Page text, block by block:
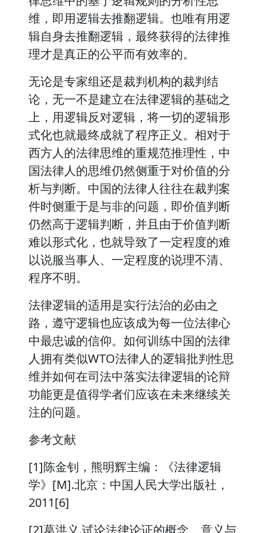
维，即用逻辑去推翻逻辑。也唯有用逻
辑自身去推翻逻辑，最终获得的法律推
理才是真正的公平而有效率的。
无论是专家组还是裁判机构的裁判结
论，无一不是建立在法律逻辑的基础之
上，用逻辑反对逻辑，将一切的逻辑形
式化也就最终成就了程序正义。相对于
西方人的法律思维的重规范推理性，中
国法律人的思维仍然侧重于对价值的分
析与判断。中国的法律人往往在裁判案
件时侧重于是与非的问题，即价值判断
仍然高于逻辑判断，并且由于价值判断
难以形式化，也就导致了一定程度的难
以说服当事人、一定程度的说理不清、
程序不明。
法律逻辑的适用是实行法治的必由之
路，遵守逻辑也应该成为每一位法律心
中最忠诚的信仰。如何训练中国的法律
人拥有类似WTO法律人的逻辑批判性思
维并如何在司法中落实法律逻辑的论辩
功能更是值得学者们应该在未来继续关
注的问题。
参考文献
[1]陈金钊，熊明辉主编：《法律逻辑
学》[M].北京：中国人民大学出版社，
2011[6]
[2]葛洪义.试论法律论证的概念、意义与